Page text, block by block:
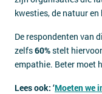
kwesties, de natuur
De respondenten van
zelfs60%stelt
empathie. Beter moet
Lees ook: ‘Moeten we